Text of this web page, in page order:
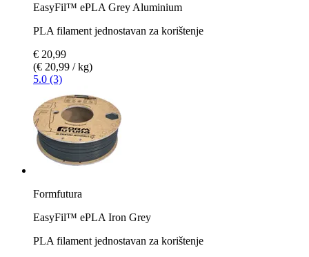
EasyFil™ ePLA Grey Aluminium
PLA filament jednostavan za korištenje
€ 20,99
(€ 20,99 / kg)
5.0 (3)
Formfutura
EasyFil™ ePLA Iron Grey
PLA filament jednostavan za korištenje